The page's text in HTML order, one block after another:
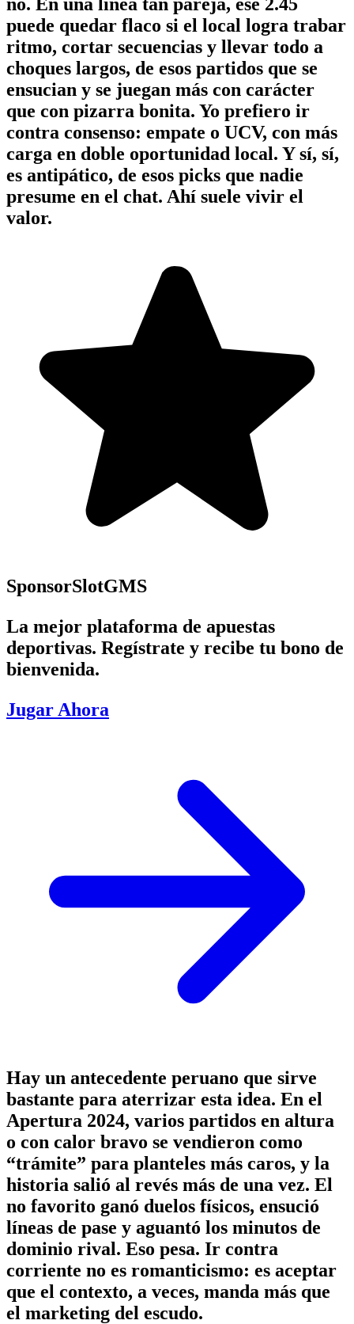
puede quedar flaco si el local logra trabar
ritmo, cortar secuencias y llevar todo a
choques largos, de esos partidos que se
ensucian y se juegan más con carácter
que con pizarra bonita. Yo prefiero ir
contra consenso: empate o UCV, con más
carga en doble oportunidad local. Y sí, sí,
es antipático, de esos picks que nadie
presume en el chat. Ahí suele vivir el
valor.
SponsorSlotGMS
La mejor plataforma de apuestas
deportivas. Regístrate y recibe tu bono de
bienvenida.
Jugar Ahora
Hay un antecedente peruano que sirve
bastante para aterrizar esta idea. En el
Apertura 2024, varios partidos en altura
o con calor bravo se vendieron como
“trámite” para planteles más caros, y la
historia salió al revés más de una vez. El
no favorito ganó duelos físicos, ensució
líneas de pase y aguantó los minutos de
dominio rival. Eso pesa. Ir contra
corriente no es romanticismo: es aceptar
que el contexto, a veces, manda más que
el marketing del escudo.